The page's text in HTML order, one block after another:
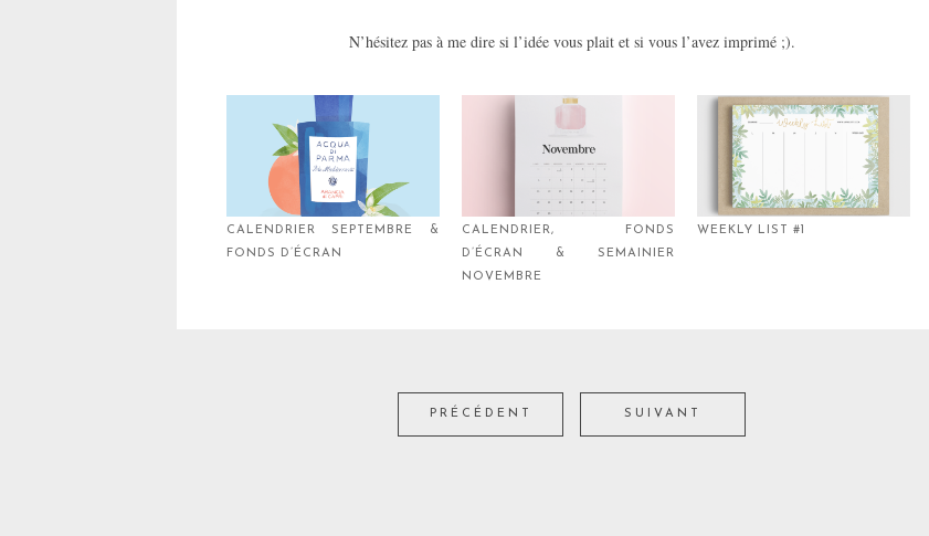
N’hésitez pas à me dire si l’idée vous plait et si vous l’avez imprimé ;).
CALENDRIER SEPTEMBRE &
FONDS D’ÉCRAN
CALENDRIER, FONDS
D’ÉCRAN & SEMAINIER
NOVEMBRE
WEEKLY LIST #1
PRÉCÉDENT SUIVANT